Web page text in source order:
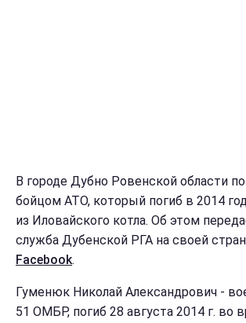
В городе Дубно Ровенской области
бойцом АТО, который погиб в 2014
из Иловайского котла. Об этом
служба Дубенской РГА на своей
Facebook.
Гуменюк Николай Александрович -
51 ОМБР, погиб 28 августа 2014 г. во